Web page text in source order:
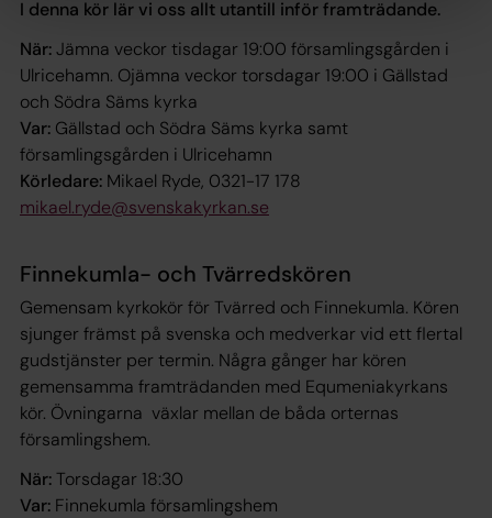
I denna kör lär vi oss allt utantill inför framträdande.
När:Jämna veckor tisdagar 19:00 församlingsgården i
Ulricehamn. Ojämna veckor torsdagar 19:00 i Gällstad
och Södra Säms kyrka
Var: Gällstad och Södra Säms kyrka samt
församlingsgården i Ulricehamn
Körledare: Mikael Ryde, 0321-17 178
mikael.ryde@svenskakyrkan.se
Finnekumla- och Tvärredskören
Gemensam kyrkokör för Tvärred och Finnekumla. Kören
sjunger främst på svenska och medverkar vid ett flertal
gudstjänster per termin. Några gånger har kören
gemensamma framträdanden med Equmeniakyrkans
kör. Övningarna växlar mellan de båda orternas
församlingshem.
När:Torsdagar 18:30
Var: Finnekumla församlingshem